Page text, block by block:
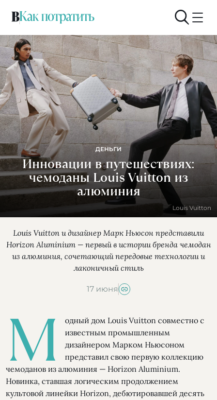
ДЕНЬГИ
Инновации в путешествиях:
чемоданы Louis Vuitton из
алюминия
Louis Vuitton
Louis Vuitton и дизайнер Марк Ньюсон представили
Horizon Aluminium — первый в истории бренда чемодан
из алюминия, сочетающий передовые технологии и
лаконичный стиль
17 июня
М
одный дом Louis Vuitton совместно с
известным промышленным
дизайнером Марком Ньюсоном
представил свою первую коллекцию
чемоданов из алюминия — Horizon Aluminium.
Новинка, ставшая логическим продолжением
культовой линейки Horizon, дебютировавшей десять